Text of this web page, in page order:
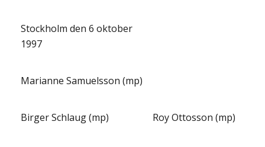
Stockholm den 6 oktober
1997
Marianne Samuelsson (mp)
Birger Schlaug (mp) Roy Ottosson (mp)